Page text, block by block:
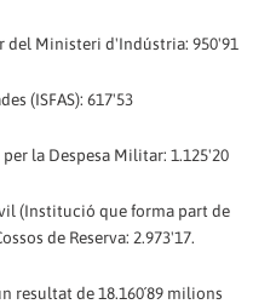
Ministeri d'Indústria: 950'91
(ISFAS): 617'53
la Despesa Militar: 1.125'20
(Institució que forma part de
de Reserva: 2.973'17.
resultat de 18.160´89 milions